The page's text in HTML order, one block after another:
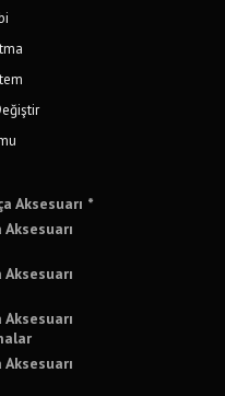
Aksesuarı *